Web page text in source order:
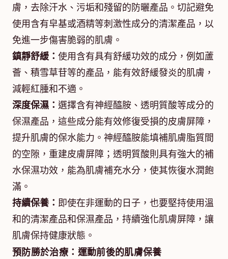
膚，去除汗水、污垢和殘留的防曬產品。切記避免
使用含有皁基或酒精等刺激性成分的清潔產品，以
免進一步傷害脆弱的肌膚。
鎮靜舒緩： 使用含有具有舒緩功效的成分，例如蘆
薈、積雪草苷等的產品，能有效舒緩發炎的肌膚，
減輕紅腫和不適。
深度保濕： 選擇含有神經醯胺、透明質酸等成分的
保濕產品，這些成分能有效修復受損的皮膚屏障，
提升肌膚的保水能力。神經醯胺能填補肌膚脂質間
的空隙，重建皮膚屏障；透明質酸則具有強大的補
水保濕功效，能為肌膚補充水分，使其恢復水潤飽
滿。
持續保養： 即使在非運動的日子，也要堅持使用溫
和的清潔產品和保濕產品，持續強化肌膚屏障，讓
肌膚保持健康狀態。
預防勝於治療：運動前後的肌膚保養